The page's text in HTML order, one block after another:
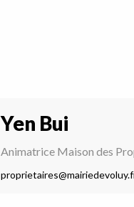
Yen Bui
Animatrice Maison des